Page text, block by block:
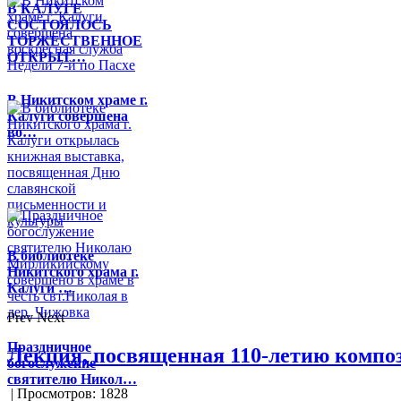
В КАЛУГЕ
СОСТОЯЛОСЬ
ТОРЖЕСТВЕННОЕ
ОТКРЫТ…
В Никитском храме г.
Калуги совершена
во…
В библиотеке
Никитского храма г.
Калуги …
Праздничное
богослужение
святителю Никол…
Prev Next
Лекция, посвященная 110-летию
| Просмотров: 1828